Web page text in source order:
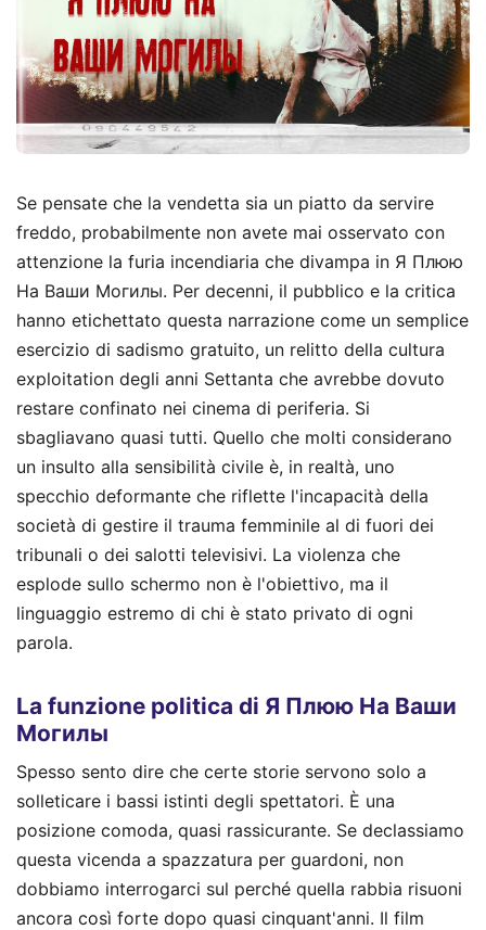
Se pensate che la vendetta sia un piatto da servire
freddo, probabilmente non avete mai osservato con
attenzione la furia incendiaria che divampa in Я Плюю
На Ваши Могилы. Per decenni, il pubblico e la critica
hanno etichettato questa narrazione come un semplice
esercizio di sadismo gratuito, un relitto della cultura
exploitation degli anni Settanta che avrebbe dovuto
restare confinato nei cinema di periferia. Si
sbagliavano quasi tutti. Quello che molti considerano
un insulto alla sensibilità civile è, in realtà, uno
specchio deformante che riflette l'incapacità della
società di gestire il trauma femminile al di fuori dei
tribunali o dei salotti televisivi. La violenza che
esplode sullo schermo non è l'obiettivo, ma il
linguaggio estremo di chi è stato privato di ogni
parola.
La funzione politica di Я Плюю На Ваши
Могилы
Spesso sento dire che certe storie servono solo a
solleticare i bassi istinti degli spettatori. È una
posizione comoda, quasi rassicurante. Se declassiamo
questa vicenda a spazzatura per guardoni, non
dobbiamo interrogarci sul perché quella rabbia risuoni
ancora così forte dopo quasi cinquant'anni. Il film